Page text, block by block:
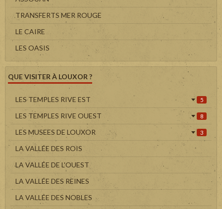
TRANSFERTS MER ROUGE
LE CAIRE
LES OASIS
QUE VISITER À LOUXOR ?
LES TEMPLES RIVE EST 5
LES TEMPLES RIVE OUEST 8
LES MUSEES DE LOUXOR 3
LA VALLÉE DES ROIS
LA VALLÉE DE L'OUEST
LA VALLÉE DES REINES
LA VALLÉE DES NOBLES